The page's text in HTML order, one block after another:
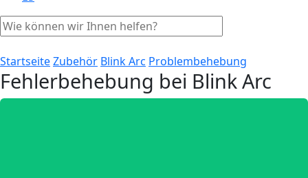
StartseiteZubehör Blink Arc Problembehebung
Fehlerbehebung bei Blink Arc